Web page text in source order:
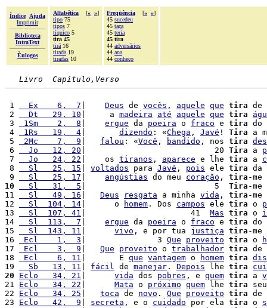
Índice
Ajuda
Imprimir
Biblioteca
IntraText
Èulogos
Alfabética [« »]
tipo 75
tipos 7
tíquico 5
tira 45
tirá 16
tirada 19
tiradas 10
Freqüência [« »]
45 sucedeu
45 taça
45 teria
45 tira
44 adversários
44 ana
44 conheço
Livro  Capítulo,Verso
1
  Ex    6,  7
Deus de vocês , aquele que tira de
2
  Dt   29, 10
|     a madeira até aquele que tira
3
1Sm    2,  8 ergue da poeira o fraco e tira do
4
1Rs   19,  4 dizendo : «Chega , Javé ! Tira a
5
2Mc    7,  9 falou : «Você , bandido , nos tira
6
  Jo   12, 20
|                           20 Tira a
7
  Jo   24, 22
|    os tiranos , aparece e lhe tira a
8
  Sl   25, 15
voltados para Javé , pois ele tira da
9
  Sl   25, 17
angústias do meu coração , tira -
10
  Sl   31,  5
|                           5 Tira -
11
  Sl   49, 16
Deus resgata a minha vida , tira -
12
  Sl  104, 14
|      o homem . Dos campos ele tira o
13
  Sl  107, 41
|                      41 Mas tira o
14
  Sl  113,  7
ergue da poeira o fraco e tira do
15
  Sl  143, 11
vivo , e por tua justiça tira -
16
Ecl    1,  3 |               3 Que proveito tira o
17
Ecl    3,  9 Que proveito o trabalhador tira de
18
Ecl    6, 11 |       E que vantagem o homem tira
19
  Sb   13, 11
fácil de manejar . Depois lhe tira
20
Eclo   34, 21 vida dos pobres , e quem tira a
21 Eclo   34, 22 Mata o próximo quem lhe tira
22 Eclo   34, 25 toca de novo . Que proveito tira de
23 Eclo   42,  9 secreta , e o cuidado por ela tira o